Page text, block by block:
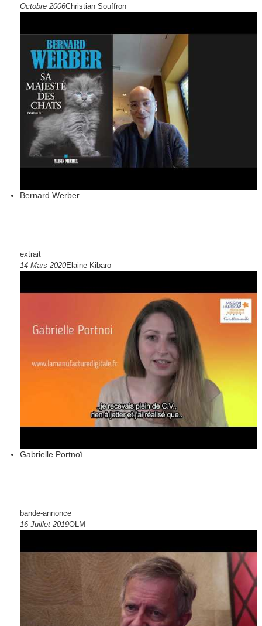
Octobre 2006Christian Souffron
Bernard Werber
extrait
14 Mars 2020Elaine Kibaro
Gabrielle Portnoï
bande-annonce
16 Juillet 2019OLM